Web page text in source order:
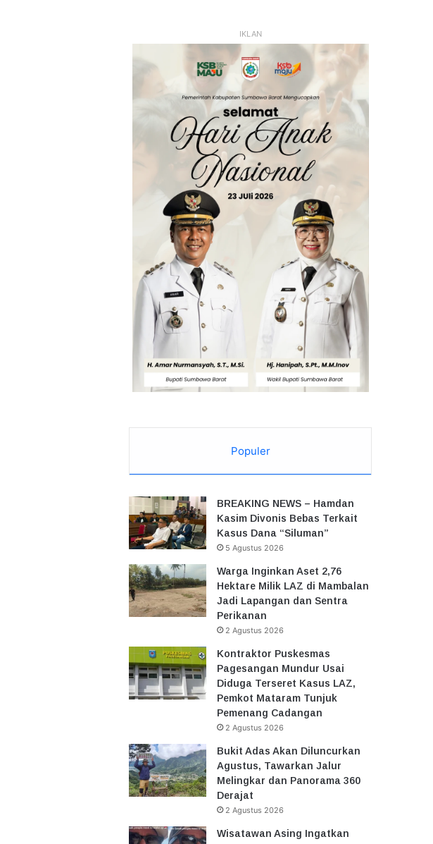
IKLAN
Populer
BREAKING NEWS – Hamdan
Kasim Divonis Bebas Terkait
Kasus Dana “Siluman”
5 Agustus 2026
Warga Inginkan Aset 2,76
Hektare Milik LAZ di Mambalan
Jadi Lapangan dan Sentra
Perikanan
2 Agustus 2026
Kontraktor Puskesmas
Pagesangan Mundur Usai
Diduga Terseret Kasus LAZ,
Pemkot Mataram Tunjuk
Pemenang Cadangan
2 Agustus 2026
Bukit Adas Akan Diluncurkan
Agustus, Tawarkan Jalur
Melingkar dan Panorama 360
Derajat
2 Agustus 2026
Wisatawan Asing Ingatkan